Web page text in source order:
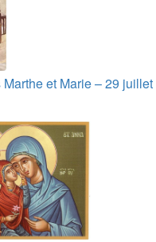
et Marie – 29 juillet